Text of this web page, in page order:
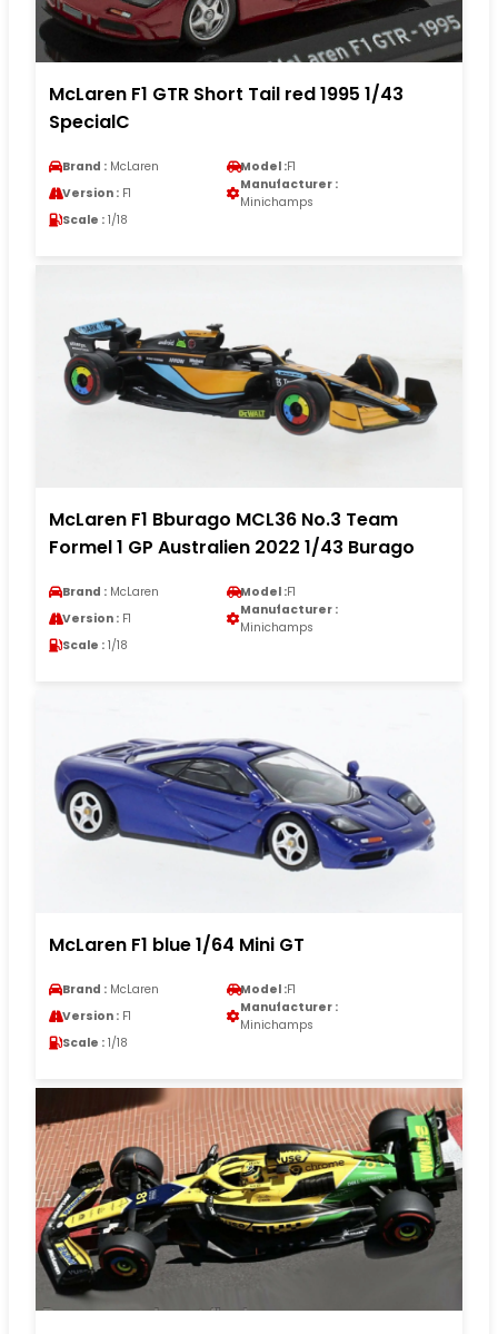
McLaren F1 GTR Short Tail red 1995 1/43
SpecialC
Brand : McLaren Model :F1
Version : F1
Manufacturer :
Minichamps
Scale : 1/18
McLaren F1 Bburago MCL36 No.3 Team
Formel 1 GP Australien 2022 1/43 Burago
Brand : McLaren Model :F1
Version : F1
Manufacturer :
Minichamps
Scale : 1/18
McLaren F1 blue 1/64 Mini GT
Brand : McLaren Model :F1
Version : F1
Manufacturer :
Minichamps
Scale : 1/18